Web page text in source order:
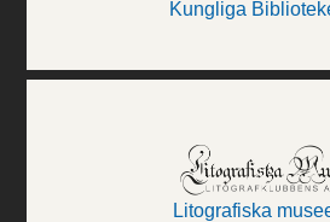
Kungliga
Litografiska